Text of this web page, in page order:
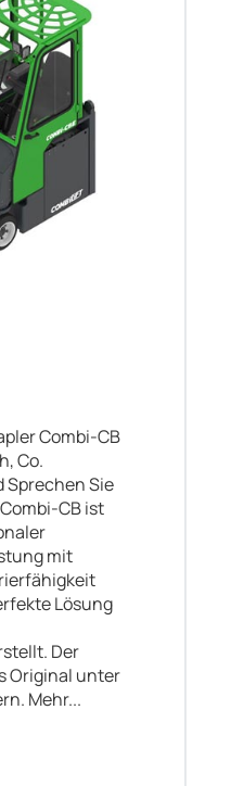
Combi-CB
Co.
Sprechen Sie
CB ist
mit
Lösung
Der
Original unter
Mehr...